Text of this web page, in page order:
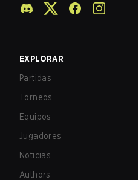
EXPLORAR
Partidas
Torneos
Equipos
Jugadores
Noticias
Authors